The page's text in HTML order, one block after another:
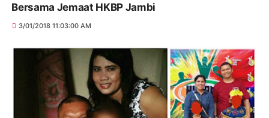
Bersama Jemaat HKBP Jambi
3/01/2018 11:03:00 AM